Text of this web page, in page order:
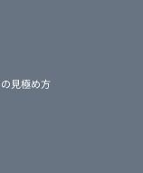
見極め方